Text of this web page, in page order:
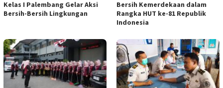
Kelas I Palembang Gelar Aksi
Bersih-Bersih Lingkungan
Bersih Kemerdekaan dalam
Rangka HUT ke-81 Republik
Indonesia